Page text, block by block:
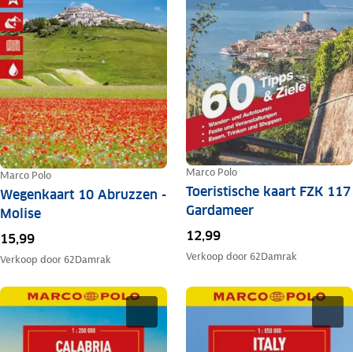
Marco Polo
Wegenkaart 10 Abruzzen -
Molise
15,99
Verkoop door 62Damrak
Marco Polo
Toeristische kaart FZK 117
Gardameer
12,99
Verkoop door 62Damrak